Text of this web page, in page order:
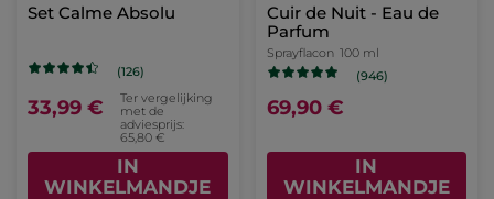
Set Calme Absolu
(126)
33,99 €
Ter vergelijking
met de
adviesprijs:
65,80 €
IN
WINKELMANDJE
Cuir de Nuit - Eau de
Parfum
Sprayflacon 100 ml
(946)
69,90 €
IN
WINKELMANDJE